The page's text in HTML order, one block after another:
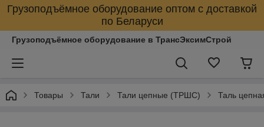
Грузоподъёмное оборудование оптом с доставкой
по Беларуси
Грузоподъёмное оборудование в ТрансЭксимСтрой
Товары Тали Тали цепные (ТРШС) Таль